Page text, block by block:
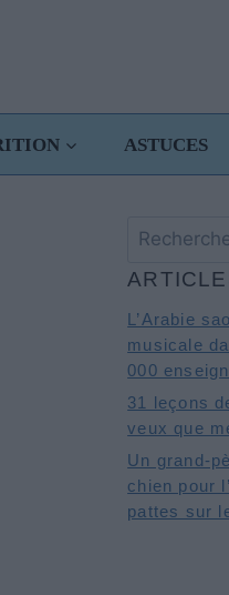
ASTUCES
Rechercher :
L’Arabie
musicale
000
31 leçons
veux que
Un grand-
chien pour
pattes sur